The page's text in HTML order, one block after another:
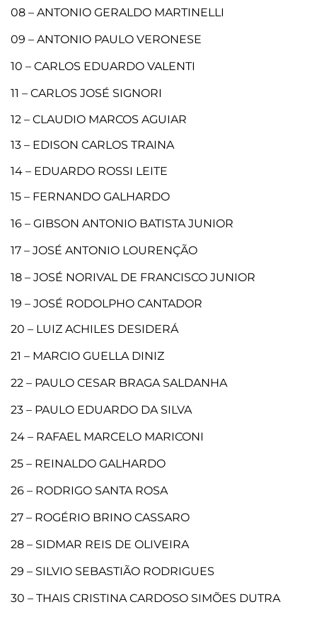
08 – ANTONIO GERALDO MARTINELLI
09 – ANTONIO PAULO VERONESE
10 – CARLOS EDUARDO VALENTI
11 – CARLOS JOSÉ SIGNORI
12 – CLAUDIO MARCOS AGUIAR
13 – EDISON CARLOS TRAINA
14 – EDUARDO ROSSI LEITE
15 – FERNANDO GALHARDO
16 – GIBSON ANTONIO BATISTA JUNIOR
17 – JOSÉ ANTONIO LOURENÇÃO
18 – JOSÉ NORIVAL DE FRANCISCO JUNIOR
19 – JOSÉ RODOLPHO CANTADOR
20 – LUIZ ACHILES DESIDERÁ
21 – MARCIO GUELLA DINIZ
22 – PAULO CESAR BRAGA SALDANHA
23 – PAULO EDUARDO DA SILVA
24 – RAFAEL MARCELO MARICONI
25 – REINALDO GALHARDO
26 – RODRIGO SANTA ROSA
27 – ROGÉRIO BRINO CASSARO
28 – SIDMAR REIS DE OLIVEIRA
29 – SILVIO SEBASTIÃO RODRIGUES
30 – THAIS CRISTINA CARDOSO SIMÕES DUTRA